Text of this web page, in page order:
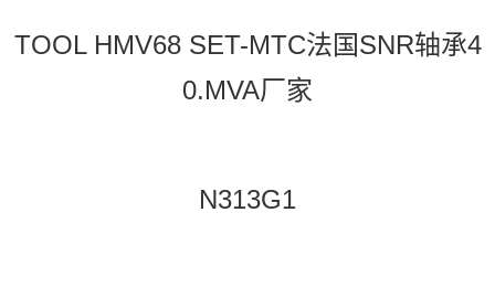
TOOL HMV68 SET-MTC法国SNR轴承4
0.MVA厂家
N313G1